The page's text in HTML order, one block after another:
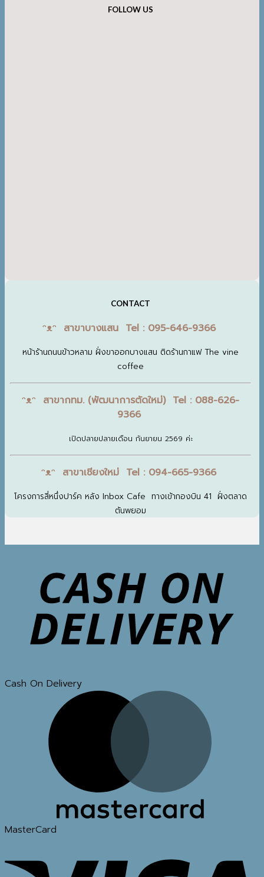
FOLLOW US
CONTACT
ᵔᴥᵔ สาขาบางแสน Tel : 095-646-9366
หน้าร้านถนนข้าวหลาม ฝั่งขาออกบางแสน ติดร้านกาแฟ The vine
coffee
ᵔᴥᵔ สาขากทม. (พัฒนาการตัดใหม่) Tel : 088-626-
9366
เปิดปลายปลายเดือน กันยายน 2569 ค่ะ
ᵔᴥᵔ สาขาเชียงใหม่ Tel : 094-665-9366
โครงการสี่หนึ่งปาร์ค หลัง Inbox Cafe ทางเข้ากองบิน 41 ฝั่งตลาด
ต้นพยอม
Cash On Delivery
MasterCard